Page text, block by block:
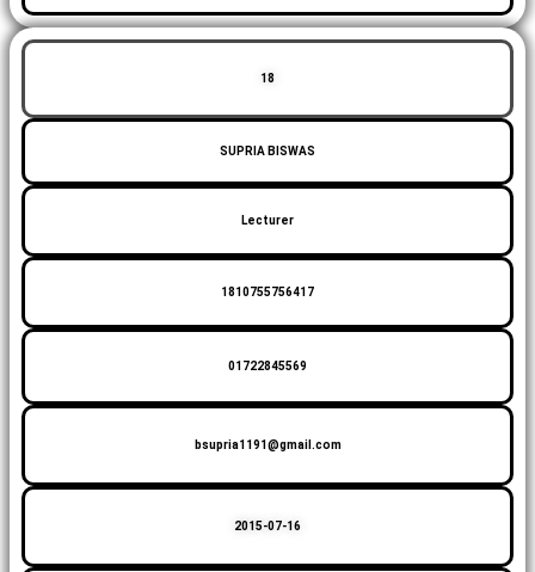
18
SUPRIA BISWAS
Lecturer
1810755756417
01722845569
bsupria1191@gmail.com
2015-07-16